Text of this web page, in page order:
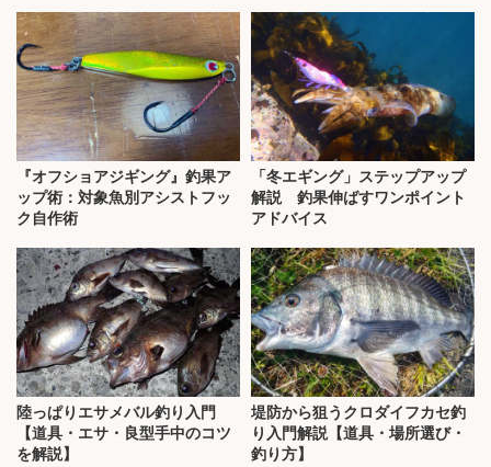
『オフショアジギング』釣果ア
ップ術：対象魚別アシストフッ
ク自作術
「冬エギング」ステップアップ
解説 釣果伸ばすワンポイント
アドバイス
陸っぱりエサメバル釣り入門
【道具・エサ・良型手中のコツ
を解説】
堤防から狙うクロダイフカセ釣
り入門解説【道具・場所選び・
釣り方】